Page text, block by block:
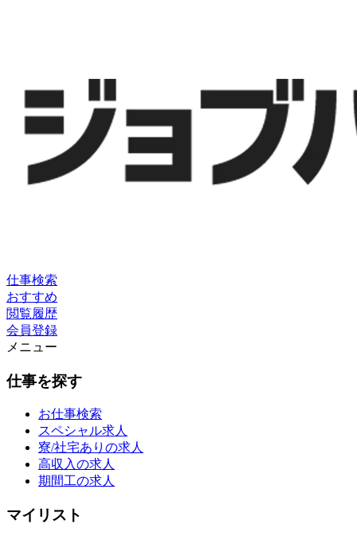
仕事検索
おすすめ
閲覧履歴
会員登録
メニュー
仕事を探す
お仕事検索
スペシャル求人
寮/社宅ありの求人
高収入の求人
期間工の求人
マイリスト